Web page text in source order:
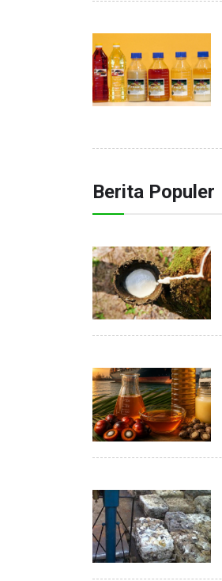
Berita Populer